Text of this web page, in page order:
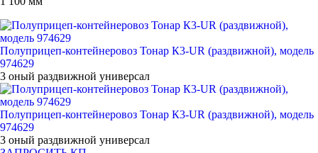
Полуприцеп-контейнеровоз Тонар К3-UR (раздвижной), модель
974629
3 оный раздвижной универсал
Полуприцеп-контейнеровоз Тонар К3-UR (раздвижной), модель
974629
3 оный раздвижной универсал